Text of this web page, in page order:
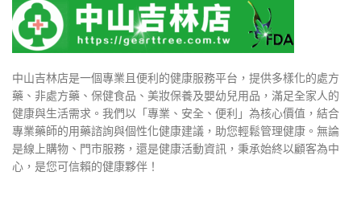
中山吉林店是一個專業且便利的健康服務平台，提供多樣化的處方
藥、非處方藥、保健食品、美妝保養及嬰幼兒用品，滿足全家人的
健康與生活需求。我們以「專業、安全、便利」為核心價值，結合
專業藥師的用藥諮詢與個性化健康建議，助您輕鬆管理健康。無論
是線上購物、門市服務，還是健康活動資訊，秉承始終以顧客為中
心，是您可信賴的健康夥伴！